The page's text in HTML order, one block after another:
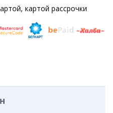
картой рассрочки